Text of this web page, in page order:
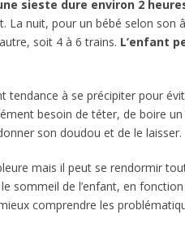
sieste dure environ 2
La nuit, pour un bébé selon son
soit 4 à 6 trains. L’enfant
tendance à se précipiter pour
besoin de téter, de boire
son doudou et de le laisser.
mais il peut se rendormir
sommeil de l’enfant, en
comprendre les